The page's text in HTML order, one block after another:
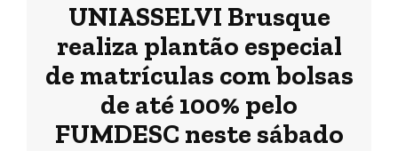
UNIASSELVI Brusque
realiza plantão especial
de matrículas com bolsas
de até 100% pelo
FUMDESC neste sábado